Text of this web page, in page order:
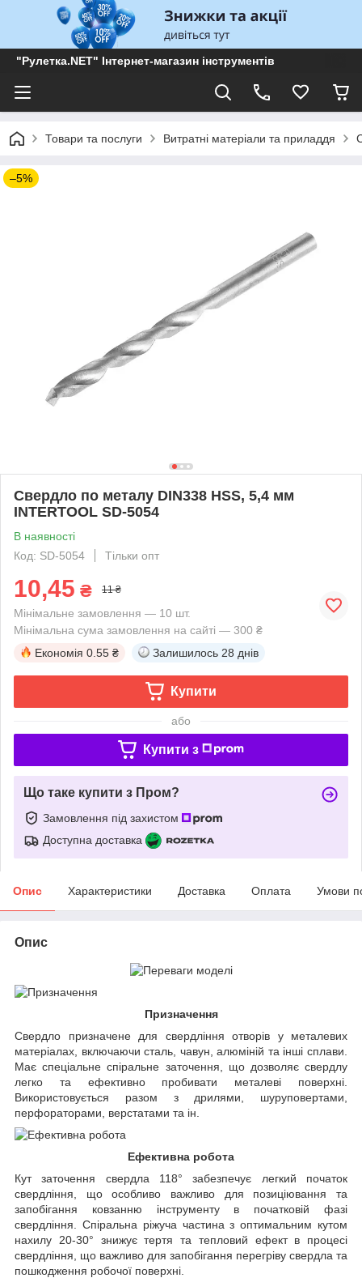
"Рулетка.NET" Інтернет-магазин інструментів
Товари та послуги Витратні матеріали та приладдя
–5%
Свердло по металу DIN338 HSS, 5,4 мм
INTERTOOL SD-5054
В наявності
Код: SD-5054
Тільки опт
10,45 ₴ 11 ₴
Мінімальне замовлення — 10 шт.
Мінімальна сума замовлення на сайті — 300 ₴
Економія 0.55 ₴ Залишилось 28 днів
Купити
або
Купити з
Що таке купити з Пром?
Замовлення під захистом
Доступна доставка
Опис Характеристики Доставка Оплата Умови
Опис
Призначення
Свердло призначене для свердління отворів у металевих
матеріалах, включаючи сталь, чавун, алюміній та інші сплави.
Має спеціальне спіральне заточення, що дозволяє свердлу
легко та ефективно пробивати металеві поверхні.
Використовується разом з дрилями, шуруповертами,
перфораторами, верстатами та ін.
Ефективна робота
Кут заточення свердла 118° забезпечує легкий початок
свердління, що особливо важливо для позиціювання та
запобігання ковзанню інструменту в початковій фазі
свердління. Спіральна ріжуча частина з оптимальним кутом
нахилу 20-30° знижує тертя та тепловий ефект в процесі
свердління, що важливо для запобігання перегріву свердла та
пошкодження робочої поверхні.